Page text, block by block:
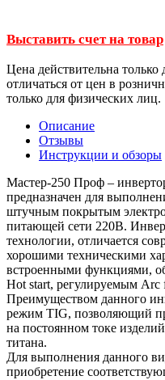
Выставить счет на товар
Цена действительна
отличаться от цен в
только для физических лиц.
Описание
Отзывы
Инструкции и обзоры
Мастер-250 Проф –
предназначен для
штучным покрытым
питающей сети 220В.
технологии, отличается
хорошими техническими
встроенными функциями,
Hot start, регулируемым
Преимуществом данного
режим TIG, позволяющий
на постоянном токе
титана.
Для выполнения данного
приобретение